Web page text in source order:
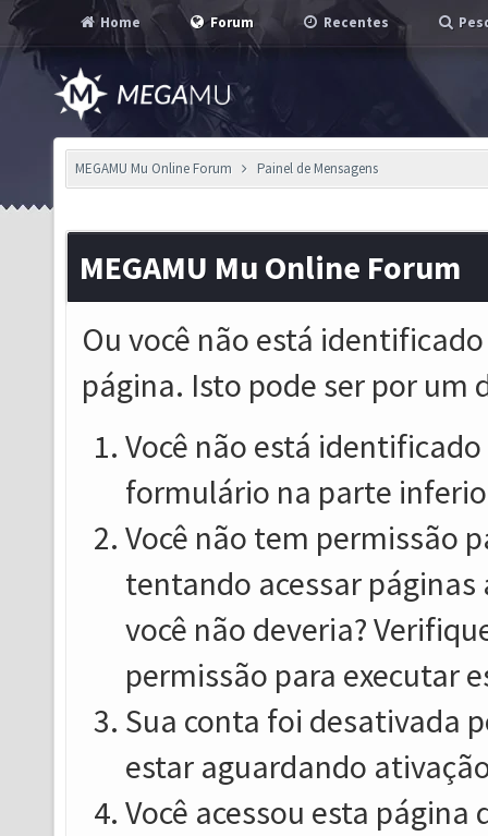
Home Forum Recentes
MEGAMU Mu Online Forum Painel de Mensagens
MEGAMU Mu Online Forum
Ou você não está
página. Isto pode ser por um
Você não está
formulário na parte
Você não tem permissão
tentando acessar
você não deveria?
permissão para executar
Sua conta foi desativada
estar aguardando
Você acessou esta